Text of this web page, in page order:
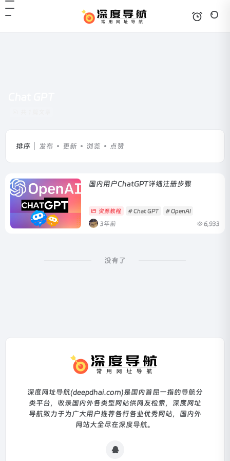
排序 发布 更新 浏览 点赞
国内用户ChatGPT详细注册步骤
资源教程 # Chat GPT # OpenAI
3年前 6,933
没有了
深度网址导航(deepdhai.com)是国内首屈一指的导航分
类平台，收录国内外各类型网站供网友检索，深度网址
导航致力于为广大用户推荐各行各业优秀网站，国内外
网站大全尽在深度导航。